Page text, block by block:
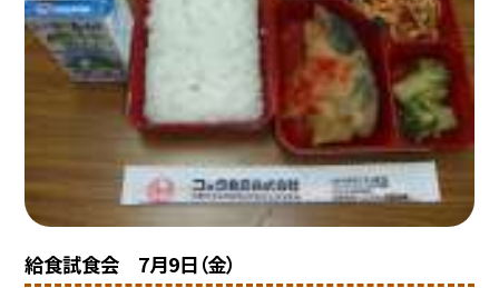
給食試食会 7月9日（金）